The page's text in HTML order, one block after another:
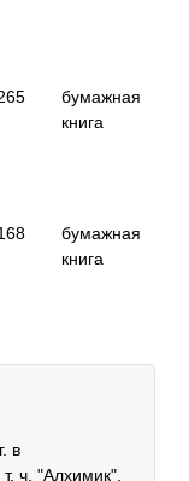
бумажная
книга
бумажная
книга
в
ч. "Алхимик",